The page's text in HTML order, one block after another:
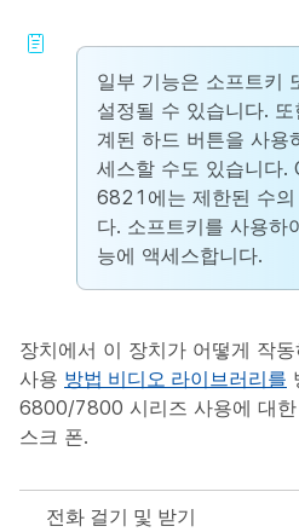
일부 기능은 소프트키
설정될 수 있습니다.
계된 하드 버튼을 사용
세스할 수도 있습니다.
6821에는 제한된 수의
다. 소프트키를 사용하
능에 액세스합니다.
장치에서 이 장치가 어떻게 작
사용 방법 비디오 라이브러리를
6800/7800 시리즈 사용에 대
스크 폰.
전화 걸기 및 받기